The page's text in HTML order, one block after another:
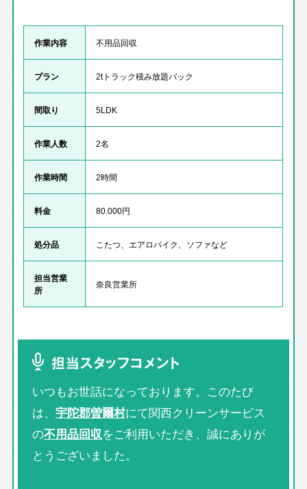
作業内容 不用品回収
プラン 2tトラック積み放題パック
間取り 5LDK
作業人数 2名
作業時間 2時間
料金 80.000円
処分品 こたつ、エアロバイク、ソファなど
担当営業
所
奈良営業所
担当スタッフコメント
いつもお世話になっております。このたび
は、 宇陀郡曽爾村にて関西クリーンサービス
の不用品回収をご利用いただき、誠にありが
とうございました。